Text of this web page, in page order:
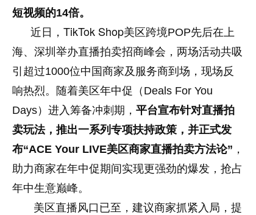
短视频的14倍。
近日， TikTok Shop美区跨境POP先后在上
海、深圳举办直播拍卖招商峰会，两场活动共吸
引超过1000位中国商家及服务商到场，现场反
响热烈。随着美区年中促（ Deals For You
Days）进入筹备冲刺期， 平台宣布针对直播拍
卖玩法，推出一系列专项扶持政策，并正式发
布“ACE Your LIVE美区商家直播拍卖方法论” ，
助力商家在年中促期间实现更强劲的爆发，抢占
年中生意巅峰。
美区直播风口已至，建议商家抓紧入局，提